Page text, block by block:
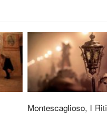
Montescaglioso, I Riti